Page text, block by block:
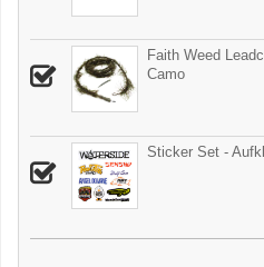
Faith Weed
Camo
Sticker Set -